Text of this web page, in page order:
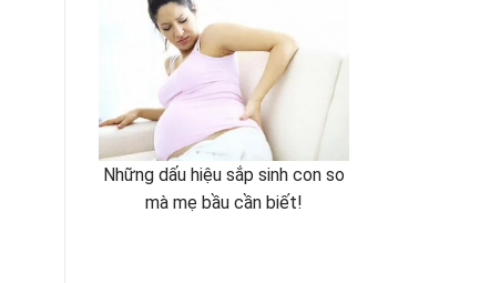
Những dấu hiệu sắp sinh con so
mà mẹ bầu cần biết!